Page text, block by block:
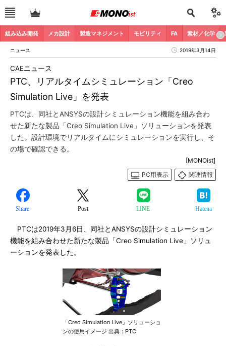
組み込み開発 メカ設計 製造マネジメント モビリティ FA 素材／化学
ニュース 2019年3月14日
PTC、リアルタイムシミュレーション「Creo
Simulation Live」を発表
CAEニュース
PTCは、同社とANSYSの設計シミュレーション機能を組み合わ
せた新たな製品「Creo Simulation Live」ソリューションを発表
した。設計環境でリアルタイムにシミュレーションを実行し、そ
の場で確認できる。
[MONOist]
PC用表示
関連情報
Share Post LINE Hatena
PTCは2019年3月6日、同社とANSYSの設計シミュレーション
機能を組み合わせた新たな製品「Creo Simulation Live」ソリュ
ーションを発表した。
「Creo Simulation Live」ソリューショ
ンの使用イメージ 出典：PTC